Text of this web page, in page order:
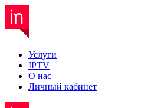
Услуги
IPTV
О нас
Личный кабинет